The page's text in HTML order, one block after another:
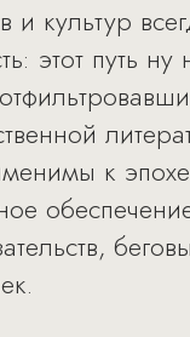
культур
этот путь
к